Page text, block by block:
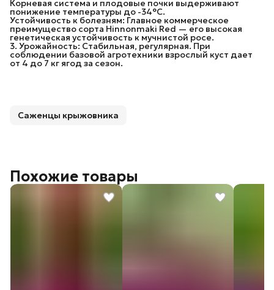
Корневая система и плодовые почки выдерживают
понижение температуры до -34°C.
Устойчивость к болезням: Главное коммерческое
преимущество сорта Hinnonmaki Red — его высокая
генетическая устойчивость к мучнистой росе.
3. Урожайность: Стабильная, регулярная. При
соблюдении базовой агротехники взрослый куст дает
от 4 до 7 кг ягод за сезон.
Саженцы крыжовника
Похожие товары